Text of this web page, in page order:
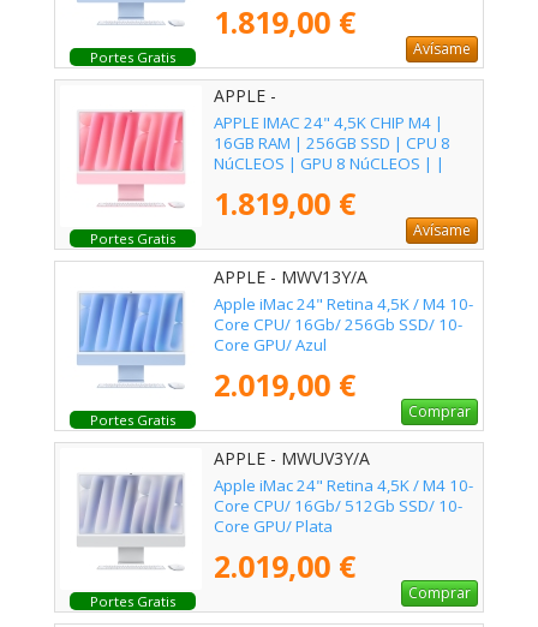
Portes Gratis
1.819,00 €
Avísame
Portes Gratis
APPLE -
APPLE IMAC 24" 4,5K CHIP M4 |
16GB RAM | 256GB SSD | CPU 8
NúCLEOS | GPU 8 NúCLEOS | |
1.819,00 €
Avísame
Portes Gratis
APPLE - MWV13Y/A
Apple iMac 24" Retina 4,5K / M4 10-
Core CPU/ 16Gb/ 256Gb SSD/ 10-
Core GPU/ Azul
2.019,00 €
Comprar
Portes Gratis
APPLE - MWUV3Y/A
Apple iMac 24" Retina 4,5K / M4 10-
Core CPU/ 16Gb/ 512Gb SSD/ 10-
Core GPU/ Plata
2.019,00 €
Comprar